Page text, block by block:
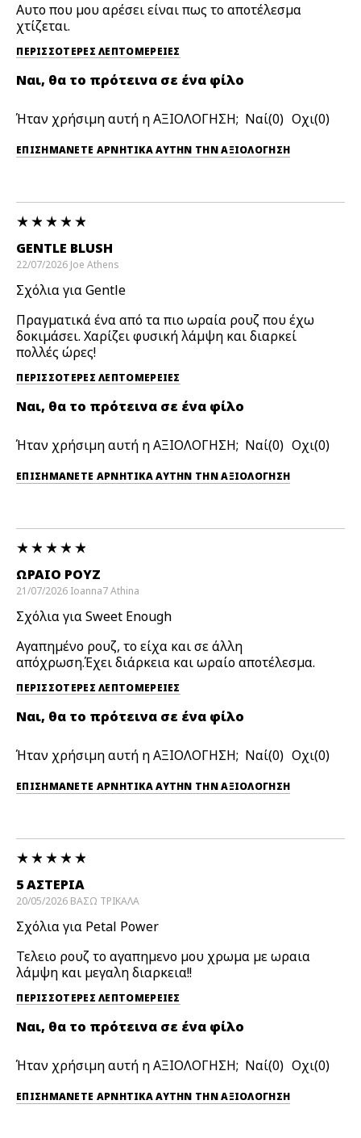
Αυτο που μου αρέσει είναι πως το αποτέλεσμα
χτίζεται.
ΠΕΡΙΣΣΌΤΕΡΕΣ ΛΕΠΤΟΜΈΡΕΙΕΣ
Ναι, θα το πρότεινα σε ένα φίλο
Ήταν χρήσιμη αυτή η ΑΞΙΟΛΟΓΗΣΗ; 0 0
ΕΠΙΣΗΜΆΝΕΤΕ ΑΡΝΗΤΙΚΆ ΑΥΤΉΝ ΤΗΝ ΑΞΙΟΛΟΓΗΣΗ
GENTLE BLUSH
22/07/2026 Joe Athens
Σχόλια για Gentle
Πραγματικά ένα από τα πιο ωραία ρουζ που έχω
δοκιμάσει. Χαρίζει φυσική λάμψη και διαρκεί
πολλές ώρες!
ΠΕΡΙΣΣΌΤΕΡΕΣ ΛΕΠΤΟΜΈΡΕΙΕΣ
Ναι, θα το πρότεινα σε ένα φίλο
Ήταν χρήσιμη αυτή η ΑΞΙΟΛΟΓΗΣΗ; 0 0
ΕΠΙΣΗΜΆΝΕΤΕ ΑΡΝΗΤΙΚΆ ΑΥΤΉΝ ΤΗΝ ΑΞΙΟΛΟΓΗΣΗ
ΩΡΑΙΟ ΡΟΥΖ
21/07/2026 Ioanna7Athina
Σχόλια για Sweet Enough
Αγαπημένο ρουζ, το είχα και σε άλλη
απόχρωση.Έχει διάρκεια και ωραίο αποτέλεσμα.
ΠΕΡΙΣΣΌΤΕΡΕΣ ΛΕΠΤΟΜΈΡΕΙΕΣ
Ναι, θα το πρότεινα σε ένα φίλο
Ήταν χρήσιμη αυτή η ΑΞΙΟΛΟΓΗΣΗ; 0 0
ΕΠΙΣΗΜΆΝΕΤΕ ΑΡΝΗΤΙΚΆ ΑΥΤΉΝ ΤΗΝ ΑΞΙΟΛΟΓΗΣΗ
5 ΑΣΤΕΡΙΑ
20/05/2026 ΒΑΣΩ ΤΡΙΚΑΛΑ
Σχόλια για Petal Power
Τελειο ρουζ το αγαπημενο μου χρωμα με ωραια
λάμψη και μεγαλη διαρκεια!!
ΠΕΡΙΣΣΌΤΕΡΕΣ ΛΕΠΤΟΜΈΡΕΙΕΣ
Ναι, θα το πρότεινα σε ένα φίλο
Ήταν χρήσιμη αυτή η ΑΞΙΟΛΟΓΗΣΗ; 0 0
ΕΠΙΣΗΜΆΝΕΤΕ ΑΡΝΗΤΙΚΆ ΑΥΤΉΝ ΤΗΝ ΑΞΙΟΛΟΓΗΣΗ